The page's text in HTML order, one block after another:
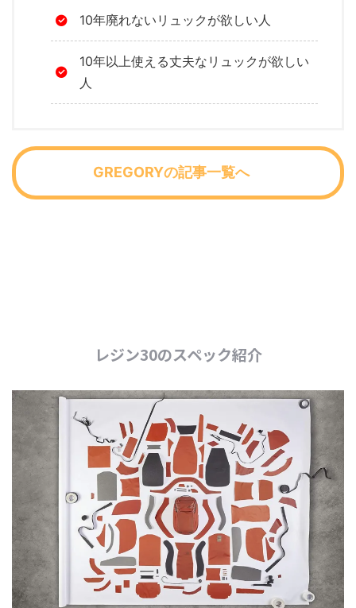
10年廃れないリュックが欲しい人
10年以上使える丈夫なリュックが欲しい
人
GREGORYの記事一覧へ
レジン30のスペック紹介